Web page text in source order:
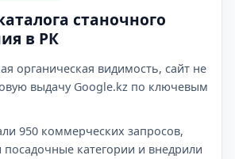
станочного
в РК
органическая видимость, сайт не
выдачу Google.kz по ключевым
950 коммерческих запросов,
категории и внедрили